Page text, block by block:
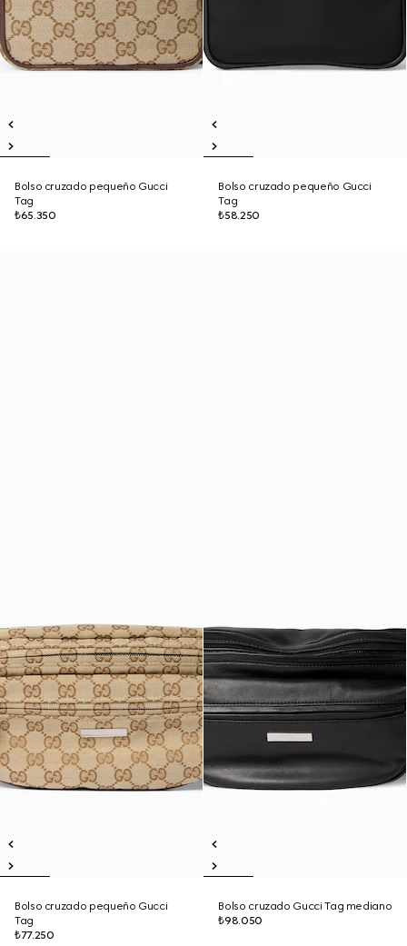
Bolso cruzado pequeño Gucci
Tag
₺65.350
Bolso cruzado pequeño Gucci
Tag
₺58.250
Bolso cruzado pequeño Gucci
Tag
₺77.250
Bolso cruzado Gucci Tag mediano
₺98.050